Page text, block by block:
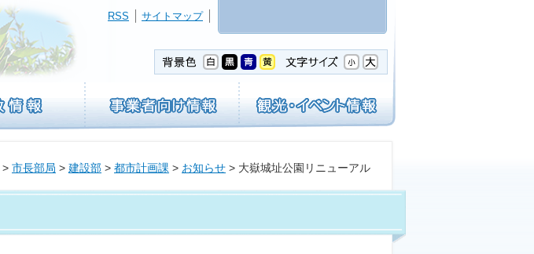
サイトマップ
RSS
> 市長部局 > 建設部 > 都市計画課 > お知らせ > 大嶽城址公園リニューアル